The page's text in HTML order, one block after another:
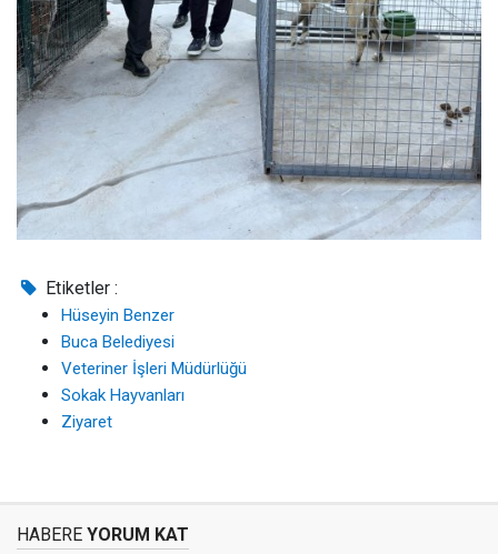
Etiketler :
Hüseyin Benzer
Buca Belediyesi
Veteriner İşleri Müdürlüğü
Sokak Hayvanları
Ziyaret
HABERE YORUM KAT